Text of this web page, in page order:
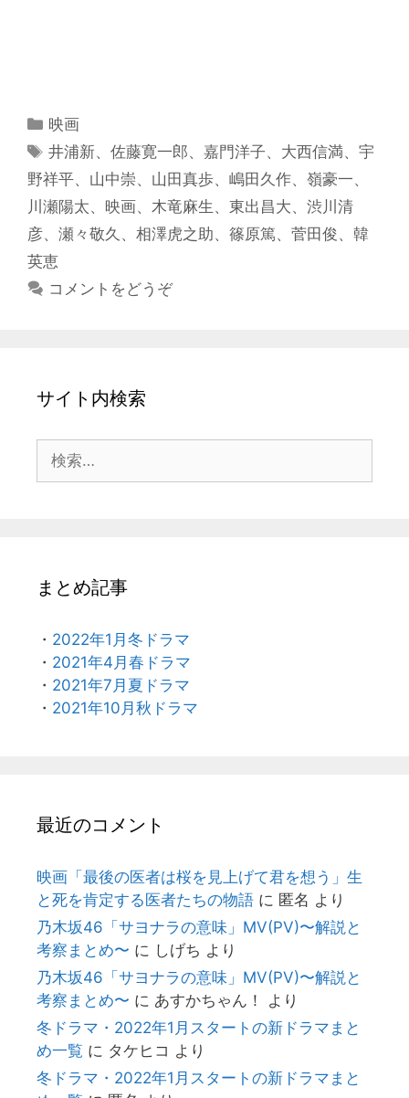
カ
テ
リ
ー
映画
タ
グ
井浦新、佐藤寛一郎、嘉門洋子、 大西信満、宇
野祥平、 山中崇、 山田真歩、 嶋田久作、 嶺豪一、
川瀬陽太、 映画、 木竜麻生 、 東出昌大、 渋川清
彦、 瀬々敬久 、 相澤虎之助、 篠原篤、 菅田俊、 韓
英恵
コメントをどうぞ
サイト内検索
索:
まとめ記事
・ 2022年1月冬ドラマ
・ 2021年4月春ドラマ
・ 2021年7月夏ドラマ
・ 2021年10月秋ドラマ
最近のコメント
映画「最後の医者は桜を見上げて君を想う」生
と死を肯定する医者たちの物語 に 匿名 より
乃木坂46「サヨナラの意味」MV(PV)〜解説と
考察まとめ〜 に しげち より
乃木坂46「サヨナラの意味」MV(PV)〜解説と
考察まとめ〜 に あすかちゃん！
より
冬ドラマ・2022年1月スタートの新ドラマまと
め一覧 に タケヒコ より
冬ドラマ・2022年1月スタートの新ドラマまと